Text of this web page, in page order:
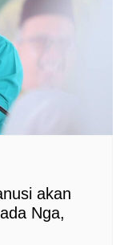
akan
Nga,